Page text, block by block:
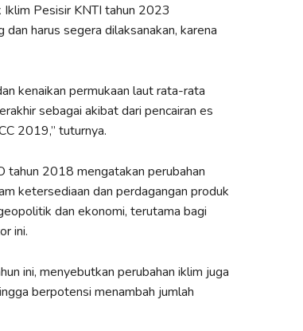
Pesisir KNTI tahun 2023
harus segera dilaksanakan, karena
kenaikan permukaan laut rata-rata
sebagai akibat dari pencairan es
2019,” tuturnya.
tahun 2018 mengatakan perubahan
ketersediaan dan perdagangan produk
dan ekonomi, terutama bagi
ini.
ini, menyebutkan perubahan iklim juga
berpotensi menambah jumlah